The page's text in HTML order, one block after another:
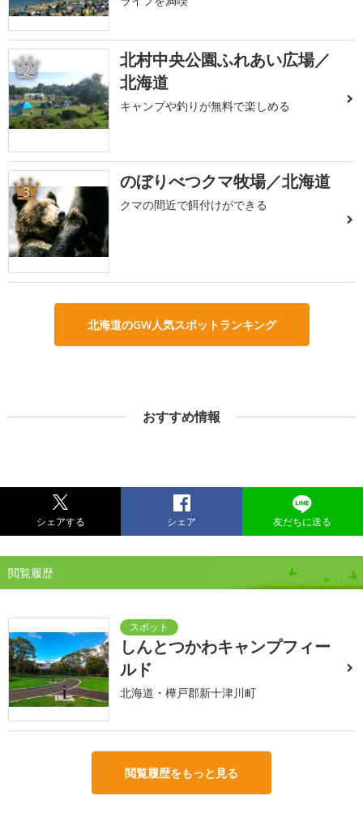
2
北村中央公園ふれあい広場／
北海道
キャンプや釣りが無料で楽しめる
3 のぼりべつクマ牧場／北海道
クマの間近で餌付けができる
北海道のGW人気スポットランキング
おすすめ情報
シェアする シェア 友だちに送る
閲覧履歴
しんとつかわキャンプフィー
ルド
北海道・樺戸郡新十津川町
閲覧履歴をもっと見る